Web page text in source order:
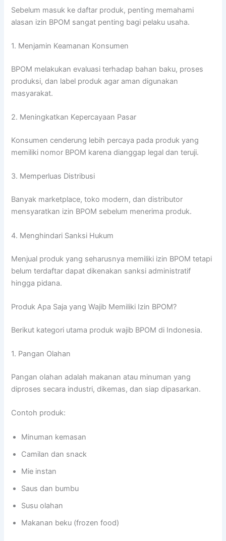
Sebelum masuk ke daftar produk, penting memahami
alasan izin BPOM sangat penting bagi pelaku usaha.
1. Menjamin Keamanan Konsumen
BPOM melakukan evaluasi terhadap bahan baku, proses
produksi, dan label produk agar aman digunakan
masyarakat.
2. Meningkatkan Kepercayaan Pasar
Konsumen cenderung lebih percaya pada produk yang
memiliki nomor BPOM karena dianggap legal dan teruji.
3. Memperluas Distribusi
Banyak marketplace, toko modern, dan distributor
mensyaratkan izin BPOM sebelum menerima produk.
4. Menghindari Sanksi Hukum
Menjual produk yang seharusnya memiliki izin BPOM tetapi
belum terdaftar dapat dikenakan sanksi administratif
hingga pidana.
Produk Apa Saja yang Wajib Memiliki Izin BPOM?
Berikut kategori utama produk wajib BPOM di Indonesia.
1. Pangan Olahan
Pangan olahan adalah makanan atau minuman yang
diproses secara industri, dikemas, dan siap dipasarkan.
Contoh produk:
Minuman kemasan
Camilan dan snack
Mie instan
Saus dan bumbu
Susu olahan
Makanan beku (frozen food)